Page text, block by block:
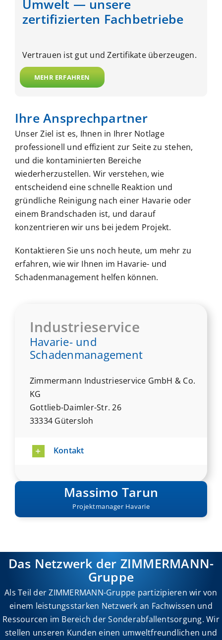
Umwelt — unsere
zertifizierten Fachbetriebe
Vertrauen ist gut und Zertifikate überzeugen.
MEHR ERFAHREN
Ihre Ansprechpartner
Unser Ziel ist es, Ihnen in Ihrer Notlage
professionell und effizient zur Seite zu stehen,
und die kontaminierten Bereiche
wiederherzustellen. Wir verstehen, wie
entscheidend eine schnelle Reaktion und
gründliche Reinigung nach einer Havarie oder
einem Brandschaden ist, und darauf
konzentrieren wir uns bei jedem Projekt.
Kontaktieren Sie uns noch heute, um mehr zu
erfahren, wie wir Ihnen im Havarie- und
Schadenmanagement helfen können.
Industrieservice
Havarie- und
Schadenmanagement
Zimmermann Industrieservice GmbH & Co.
KG
Gottlieb-Daimler-Str. 26
33334 Gütersloh
Kontakt
Massimo Tarun
Projektmanager Havarie
Das Netzwerk der ZIMMERMANN-
Gruppe
Als Teil der ZIMMERMANN-Gruppe partizipieren wir von
einem leistungsstarken Netzwerk an Fachwissen und
Ressourcen im Bereich der Sonderabfallentsorgung. Wir
stellen unseren Kunden einen umweltfreundlichen und